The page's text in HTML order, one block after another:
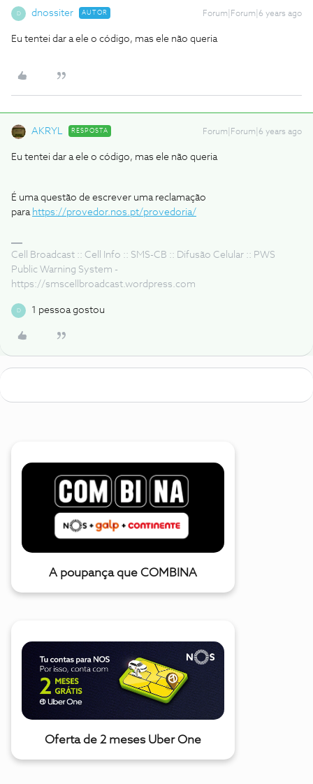
D dnossiter AUTOR Forum|Forum|6 years ago
Eu tentei dar a ele o código, mas ele não queria
AKRYL RESPOSTA Forum|Forum|6 years ago
Eu tentei dar a ele o código, mas ele não queria
É uma questão de escrever uma reclamação
para https://provedor.nos.pt/provedoria/
Cell Broadcast :: Cell Info :: SMS-CB :: Difusão Celular :: PWS
Public Warning System -
https://smscellbroadcast.wordpress.com
D 1 pessoa gostou
A poupança que COMBINA
Oferta de 2 meses Uber One